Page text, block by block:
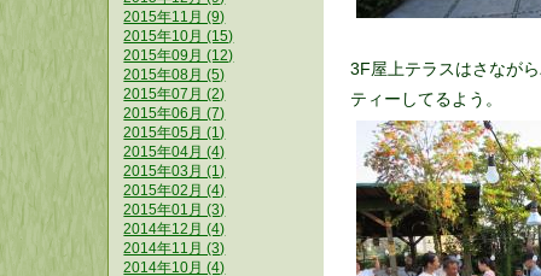
3F屋上テラスはさなが
ティーしてるよう。
2015年11月 (9)
2015年10月 (15)
2015年09月 (12)
2015年08月 (5)
2015年07月 (2)
2015年06月 (7)
2015年05月 (1)
2015年04月 (4)
2015年03月 (1)
2015年02月 (4)
2015年01月 (3)
2014年12月 (4)
2014年11月 (3)
2014年10月 (4)